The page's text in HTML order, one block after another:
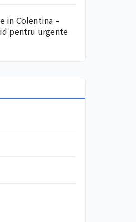
in Colentina –
pentru urgente